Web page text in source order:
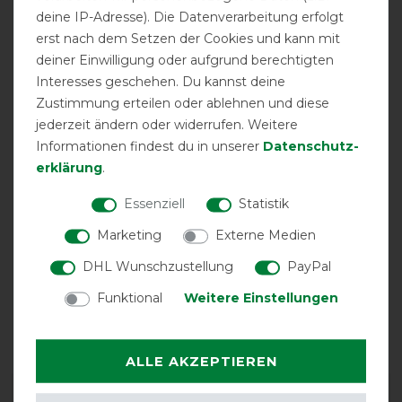
DETAILS ZUR PRODUKTSICHERHEIT
deine IP-Adresse). Die Datenverarbeitung erfolgt
erst nach dem Setzen der Cookies und kann mit
deiner Einwilligung oder aufgrund berechtigten
Interesses geschehen. Du kannst deine
Zustimmung erteilen oder ablehnen und diese
jederzeit ändern oder widerrufen. Weitere
Informationen findest du in unserer Daten­schutz­
erklärung.
Essenziell
Statistik
Marketing
Externe Medien
DHL Wunschzustellung
PayPal
Funktional
Weitere Einstellungen
ALLE AKZEPTIEREN